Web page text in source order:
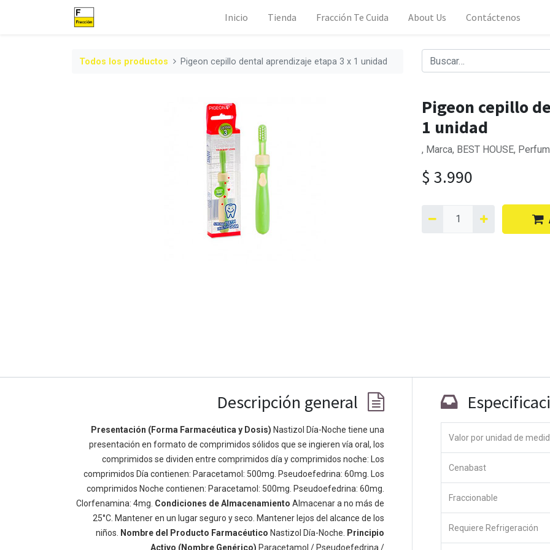
Inicio Tienda Fracción Te Cuida About Us Contáctenos
Todos los productos Pigeon cepillo dental aprendizaje etapa 3 x 1 unidad
Pigeon cepillo
1 unidad
, Marca, BEST HOUSE,
$ 3.990
Descripción general
Presentación (Forma Farmacéutica y Dosis) Nastizol Día-Noche tiene una
presentación en formato de comprimidos sólidos que se ingieren vía oral, los
comprimidos se dividen entre comprimidos día y comprimidos noche: Los
comprimidos Día contienen: Paracetamol: 500mg. Pseudoefedrina: 60mg. Los
comprimidos Noche contienen: Paracetamol: 500mg. Pseudoefedrina: 60mg.
Clorfenamina: 4mg. Condiciones de Almacenamiento Almacenar a no más de
25°C. Mantener en un lugar seguro y seco. Mantener lejos del alcance de los
niños.
Nombre del Producto Farmacéutico Nastizol Día-Noche.
Principio
Activo (Nombre Genérico) Paracetamol / Pseudoefedrina /
Valor por unidad de
Cenabast
Fraccionable
Requiere Refrigeración
Enlaces de Ínteres
Inicio
Acerca de
Productos
Servicios
Política de privacidad
Acerca de
Somos un equipo de personas apasionadas cuyo objetivo es
mejorar la vida de todos a través de productos disruptivos.
Construimos grandes productos para resolver sus problemas
de negocio. Nuestros productos están diseñados para
pequeñas y medianas empresas dispuestas a optimizar su
rendimiento.